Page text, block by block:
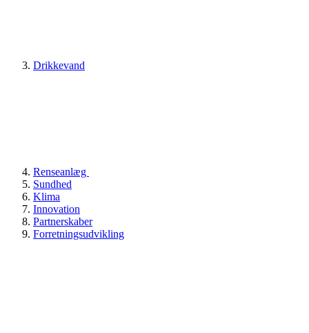
Drikkevand
Renseanlæg
Sundhed
Klima
Innovation
Partnerskaber
Forretningsudvikling